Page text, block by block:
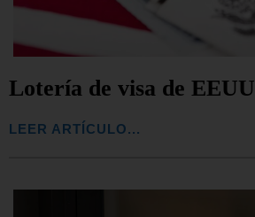
Lotería de visa de EEUU
LEER ARTÍCULO...